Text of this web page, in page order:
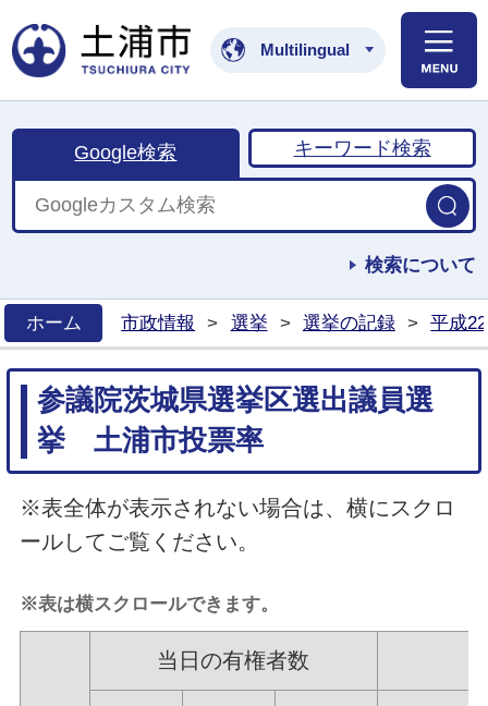
土浦市公式ホームペ
Multilingual
Google検索 キーワード検索
検索について
ホーム
市政情報 > 選挙 > 選挙の記録 > 平成
参議院茨城県選挙区選出議員選
挙 土浦市投票率
※表全体が表示されない場合は、横にスクロ
ールしてご覧ください。
※表は横スクロールできます。
当日の有権者数